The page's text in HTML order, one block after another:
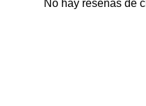
No hay reseñas de